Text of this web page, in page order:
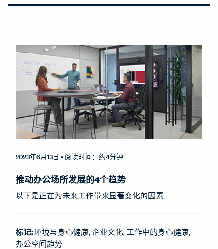
2023年6月13日 • 阅读时间：约4分钟
推动办公场所发展的4个趋势
以下是正在为未来工作带来显著变化的因素
标记:环境与身心健康 企业文化 工作中的身心健康
办公空间趋势